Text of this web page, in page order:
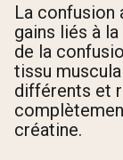
La confusion
gains liés à
de la
tissu
différents et
créatine.